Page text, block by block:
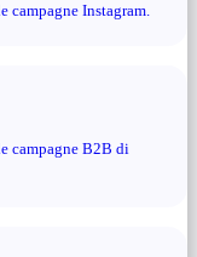
campagne Instagram.
campagne B2B di